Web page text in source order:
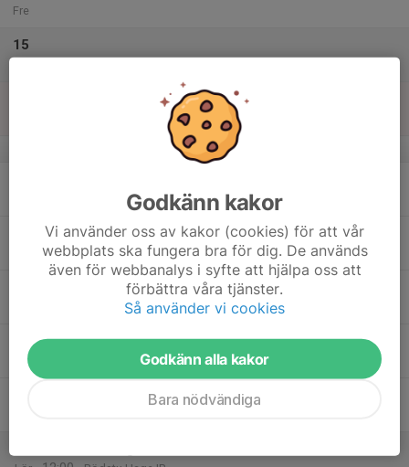
Fre
15
v.34
Rödstu Hage IP
Träning Kanonerna
Rödstu Hage IP
Tor
Godkänn kakor
Vi använder oss av kakor (cookies) för att vår
webbplats ska fungera bra för dig. De används
även för webbanalys i syfte att hjälpa oss att
förbättra våra tjänster.
Så använder vi cookies
Godkänn alla kakor
Bara nödvändiga